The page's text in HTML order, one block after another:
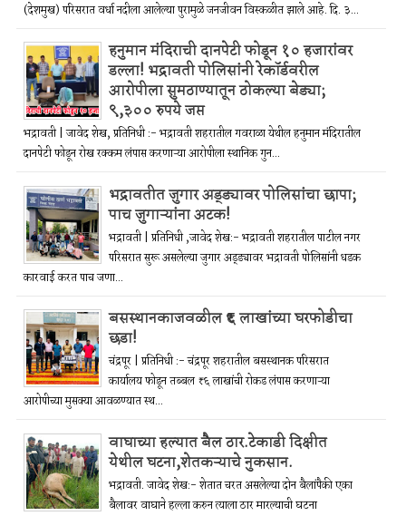
(देशमुख) परिसरात वर्धा नदीला आलेल्या पुरामुळे जनजीवन विस्कळीत झाले आहे. दि. ३...
हनुमान मंदिराची दानपेटी फोडून १० हजारांवर
डल्ला! भद्रावती पोलिसांनी रेकॉर्डवरील
आरोपीला सुमठाण्यातून ठोकल्या बेड्या;
९,३०० रुपये जप्त
भद्रावती | जावेद शेख, प्रतिनिधी :- भद्रावती शहरातील गवराळा येथील हनुमान मंदिरातील
दानपेटी फोडून रोख रक्कम लंपास करणाऱ्या आरोपीला स्थानिक गुन...
भद्रावतीत जुगार अड्ड्यावर पोलिसांचा छापा;
पाच जुगाऱ्यांना अटक!
भद्रावती | प्रतिनिधी ,जावेद शेख:- भद्रावती शहरातील पाटील नगर
परिसरात सुरू असलेल्या जुगार अड्ड्यावर भद्रावती पोलिसांनी धडक
कारवाई करत पाच जणा...
बसस्थानकाजवळील ₹६ लाखांच्या घरफोडीचा
छडा!
चंद्रपूर | प्रतिनिधी :- चंद्रपूर शहरातील बसस्थानक परिसरात
कार्यालय फोडून तब्बल ₹६ लाखांची रोकड लंपास करणाऱ्या
आरोपीच्या मुसक्या आवळण्यात स्थ...
वाघाच्या हल्यात बैल ठार.टेकाडी दिक्षीत
येथील घटना,शेतकऱ्याचे नुकसान.
भद्रावती. जावेद शेख:- शेतात चरत असलेल्या दोन बैलांपैकी एका
बैलावर वाघाने हल्ला करुन त्याला ठार मारल्याची घटना